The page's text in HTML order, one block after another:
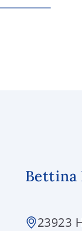
Bettina
23923